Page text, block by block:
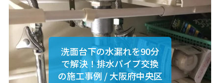
洗面台下の水漏れを90分
で解決！排水パイプ交換
の施工事例 / 大阪府中央区